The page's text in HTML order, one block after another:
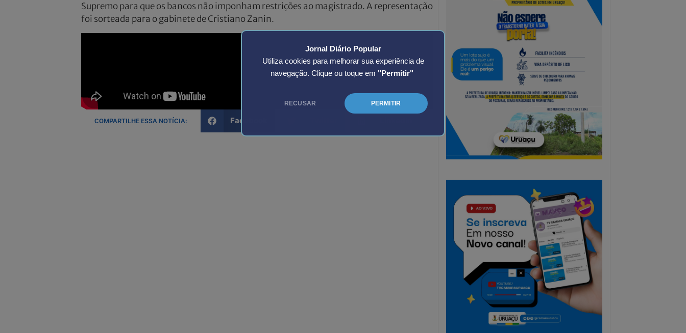
Jornal Diário Popular
Utiliza cookies para melhorar sua experiência de
navegação. Clique ou toque em "Permitir"
RECUSAR PERMITIR
Supremo para que os bancos não imponham restrições ao magistrado. A representação
foi sorteada para o gabinete de Cristiano Zanin.
COMPARTILHE ESSA NOTÍCIA: Facebook